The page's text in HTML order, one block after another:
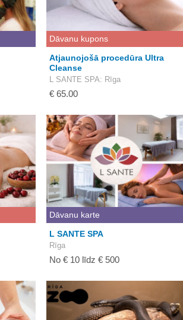
Dāvanu kupons
Atjaunojošā procedūra Ultra
Cleanse
L SANTE SPA: Rīga
€ 65.00
Dāvanu karte
L SANTE SPA
Rīga
No € 10 līdz € 500